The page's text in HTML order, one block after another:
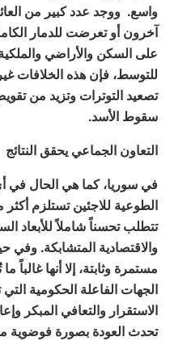
واسع. ووجد عدد كبير من
آخرون أو تعرضت للدمار
على السكن والأراضي
للتوسط، فإن هذه الخلافات
تصعيد التوترات وتزيد من
سقوط الأسد.
التعاون الجماعي يحقق النتائج
في سوريا، كما هي الحال في
الطوعية للاجئين تستلزم
تتطلب تحسناً شاملاً للأبعاد
والاقتصادية المتشابكة. وفي
مستمرة وثابتة، إلا أنها غالباً
الجهات الفاعلة الحكومية
الاستقرار والتعافي المبكر
تحدث العودة بصورة فوضوية